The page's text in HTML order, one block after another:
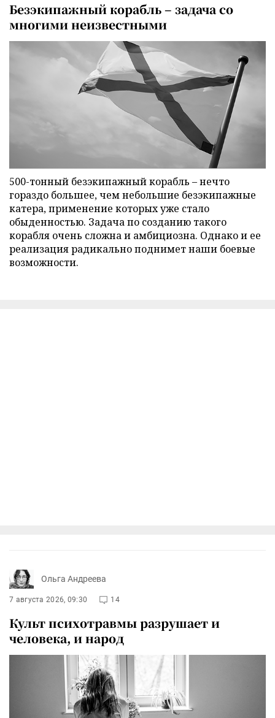
Безэкипажный корабль – задача со
многими неизвестными
500-тонный безэкипажный корабль – нечто
гораздо большее, чем небольшие безэкипажные
катера, применение которых уже стало
обыденностью. Задача по созданию такого
корабля очень сложна и амбициозна. Однако и ее
реализация радикально поднимет наши боевые
возможности.
Ольга Андреева
7 августа 2026, 09:30 14
Культ психотравмы разрушает и
человека, и народ